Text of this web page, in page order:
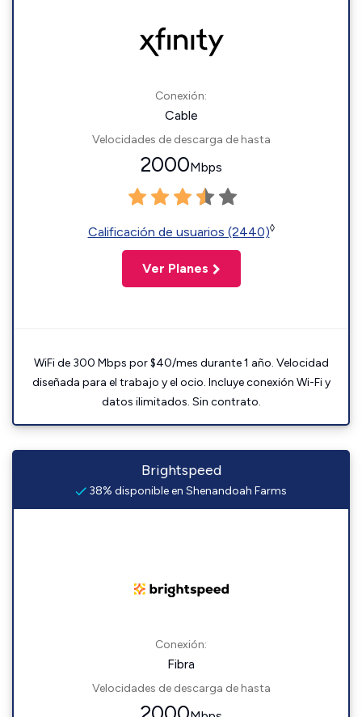
Conexión:
Cable
Velocidades de descarga de hasta
2000Mbps
Calificación de usuarios (2440)◊
Ver Planes
WiFi de 300 Mbps por $40/mes durante 1 año. Velocidad
diseñada para el trabajo y el ocio. Incluye conexión Wi-Fi y
datos ilimitados. Sin contrato.
Brightspeed
38% disponible en Shenandoah Farms
Conexión:
Fibra
Velocidades de descarga de hasta